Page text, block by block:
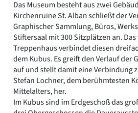
Das Museum besteht aus zwei
Kirchenruine St. Alban schließt der
Graphischer Sammlung, Büros,
Stiftersaal mit 300 Sitzplätzen an.
Treppenhaus verbindet diesen
dem Kubus. Es greift den Verlauf der
auf und stellt damit eine Verbindung
Stefan Lochner, dem berühmtesten
Mittelalters, her.
Im Kubus sind im Erdgeschoß das